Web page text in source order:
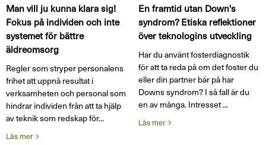
Man vill ju kunna klara sig!
Fokus på individen och inte
systemet för bättre
äldreomsorg
Regler som stryper personalens
frihet att uppnå resultat i
verksamheten och personal som
hindrar individen från att ta hjälp
av teknik som redskap för...
Läs mer
En framtid utan Down's
syndrom? Etiska reflektioner
över teknologins utveckling
Har du använt fosterdiagnostik
för att ta reda på om det foster du
eller din partner bär på har
Downs syndrom? I så fall är du
en av många. Intresset ...
Läs mer